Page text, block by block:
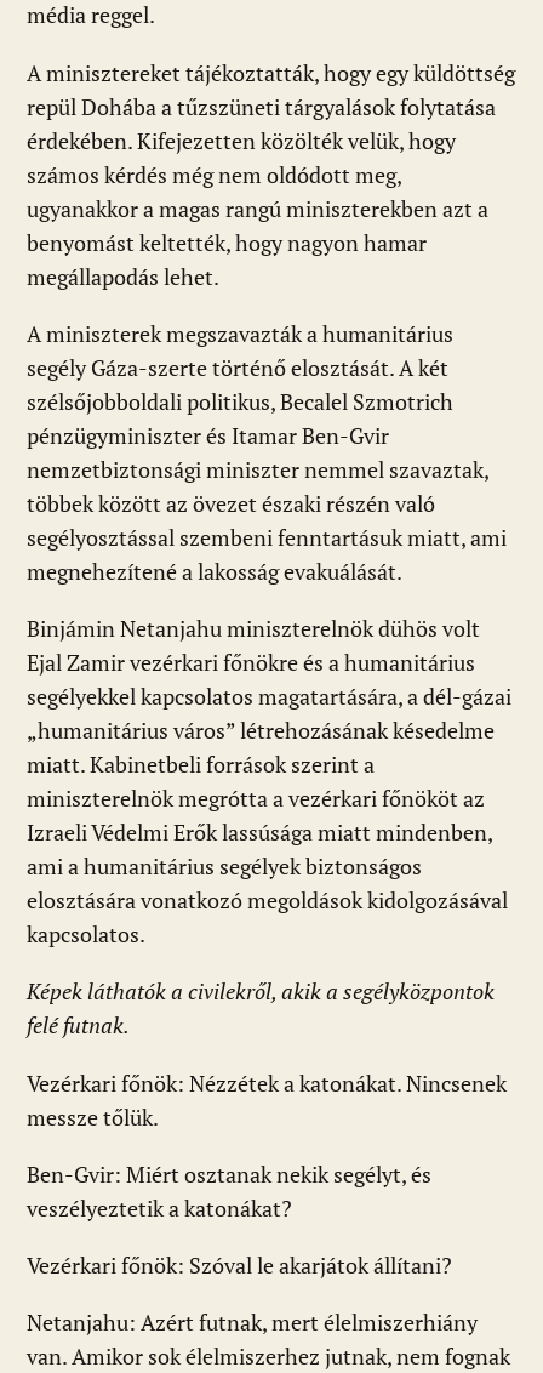
média reggel.
A minisztereket tájékoztatták, hogy egy küldöttség
repül Dohába a tűzszüneti tárgyalások folytatása
érdekében. Kifejezetten közölték velük, hogy
számos kérdés még nem oldódott meg,
ugyanakkor a magas rangú miniszterekben azt a
benyomást keltették, hogy nagyon hamar
megállapodás lehet.
A miniszterek megszavazták a humanitárius
segély Gáza-szerte történő elosztását. A két
szélsőjobboldali politikus, Becalel Szmotrich
pénzügyminiszter és Itamar Ben-Gvir
nemzetbiztonsági miniszter nemmel szavaztak,
többek között az övezet északi részén való
segélyosztással szembeni fenntartásuk miatt, ami
megnehezítené a lakosság evakuálását.
Binjámin Netanjahu miniszterelnök dühös volt
Ejal Zamir vezérkari főnökre és a humanitárius
segélyekkel kapcsolatos magatartására, a dél-gázai
„humanitárius város” létrehozásának késedelme
miatt. Kabinetbeli források szerint a
miniszterelnök megrótta a vezérkari főnököt az
Izraeli Védelmi Erők lassúsága miatt mindenben,
ami a humanitárius segélyek biztonságos
elosztására vonatkozó megoldások kidolgozásával
kapcsolatos.
Képek láthatók a civilekről, akik a segélyközpontok
felé futnak.
Vezérkari főnök: Nézzétek a katonákat. Nincsenek
messze tőlük.
Ben-Gvir: Miért osztanak nekik segélyt, és
veszélyeztetik a katonákat?
Vezérkari főnök: Szóval le akarjátok állítani?
Netanjahu: Azért futnak, mert élelmiszerhiány
van. Amikor sok élelmiszerhez jutnak, nem fognak